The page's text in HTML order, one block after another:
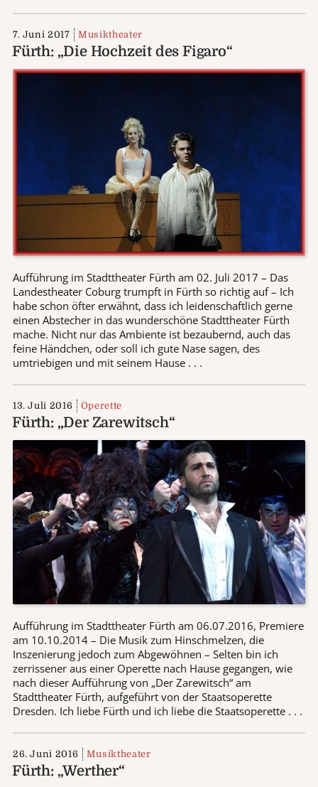
7. Juni 2017 Musiktheater
Fürth: „Die Hochzeit des Figaro“
Aufführung im Stadttheater Fürth am 02. Juli 2017 – Das
Landestheater Coburg trumpft in Fürth so richtig auf – Ich
habe schon öfter erwähnt, dass ich leidenschaftlich gerne
einen Abstecher in das wunderschöne Stadttheater Fürth
mache. Nicht nur das Ambiente ist bezaubernd, auch das
feine Händchen, oder soll ich gute Nase sagen, des
umtriebigen und mit seinem Hause . . .
13. Juli 2016 Operette
Fürth: „Der Zarewitsch“
Aufführung im Stadttheater Fürth am 06.07.2016, Premiere
am 10.10.2014 – Die Musik zum Hinschmelzen, die
Inszenierung jedoch zum Abgewöhnen – Selten bin ich
zerrissener aus einer Operette nach Hause gegangen, wie
nach dieser Aufführung von „Der Zarewitsch“ am
Stadttheater Fürth, aufgeführt von der Staatsoperette
Dresden. Ich liebe Fürth und ich liebe die Staatsoperette . . .
26. Juni 2016 Musiktheater
Fürth: „Werther“